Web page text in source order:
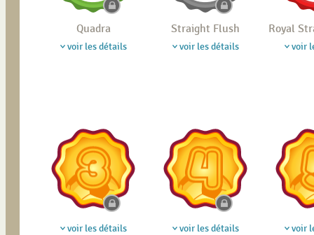
Quadra
voir les détails
Straight Flush
voir les détails
Royal
voir
voir les détails voir les détails voir